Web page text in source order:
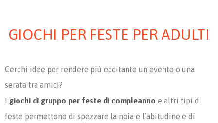
GIOCHI PER FESTE PER ADULTI
Cerchi idee per rendere più eccitante un evento o una
serata tra amici?
I giochi di gruppo per feste di compleanno e altri tipi di
feste permettono di spezzare la noia e l’abitudine e di